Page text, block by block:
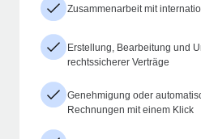
Zusammenarbeit mit
Erstellung, Bearbeitung und
rechtssicherer Verträge
Genehmigung oder
Rechnungen mit einem Klick